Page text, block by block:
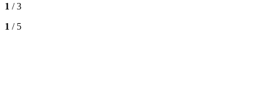
1 / 3
1 / 5